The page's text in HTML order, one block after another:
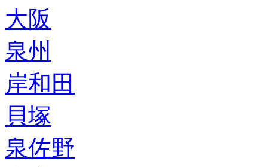
大阪
泉州
岸和田
貝塚
泉佐野